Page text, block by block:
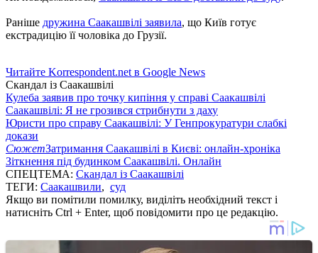
Раніше дружина Саакашвілі заявила, що Київ готує
екстрадицію її чоловіка до Грузії.
Читайте Korrespondent.net в Google News
Скандал із Саакашвілі
Кулеба заявив про точку кипіння у справі Саакашвілі
Саакашвілі: Я не грозився стрибнути з даху
Юристи про справу Саакашвілі: У Генпрокуратури слабкі
докази
СюжетЗатримання Саакашвілі в Києві: онлайн-хроніка
Зіткнення під будинком Саакашвілі. Онлайн
СПЕЦТЕМА: Скандал із Саакашвілі
ТЕГИ: Саакашвили, суд
Якщо ви помітили помилку, виділіть необхідний текст і
натисніть Ctrl + Enter, щоб повідомити про це редакцію.